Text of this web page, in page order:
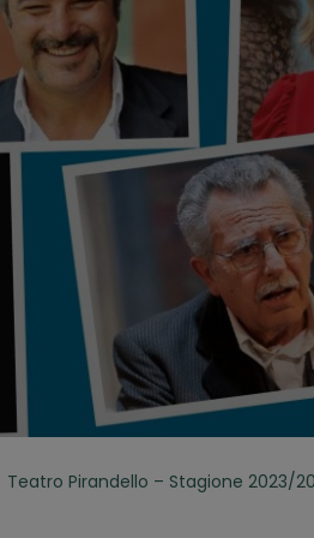
Teatro Pirandello – Stagione 2023/